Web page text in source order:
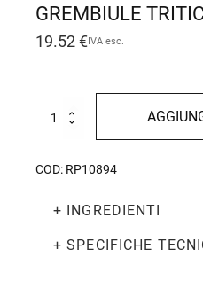
GREMBIULE
19.52€IVA esc.
Triticum
COD: RP10894
+ INGREDIENTI
+ SPECIFICHE